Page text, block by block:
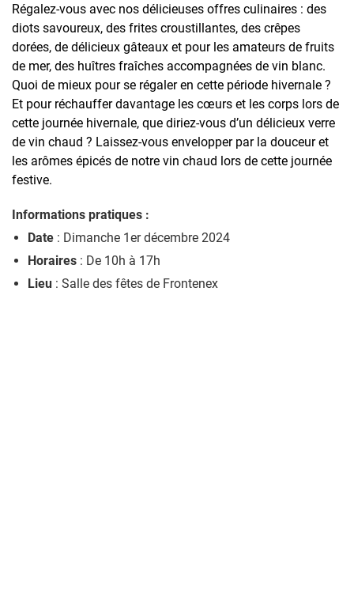
Régalez-vous avec nos délicieuses offres culinaires : des
diots savoureux, des frites croustillantes, des crêpes
dorées, de délicieux gâteaux et pour les amateurs de fruits
de mer, des huîtres fraîches accompagnées de vin blanc.
Quoi de mieux pour se régaler en cette période hivernale ?
Et pour réchauffer davantage les cœurs et les corps lors de
cette journée hivernale, que diriez-vous d’un délicieux verre
de vin chaud ? Laissez-vous envelopper par la douceur et
les arômes épicés de notre vin chaud lors de cette journée
festive.
Informations pratiques :
Date : Dimanche 1er décembre 2024
Horaires : De 10h à 17h
Lieu : Salle des fêtes de Frontenex